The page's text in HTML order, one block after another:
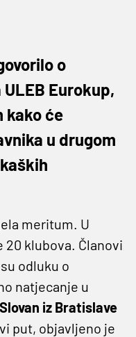
o
Eurokup,
kako će
u drugom
meritum. U
klubova. Članovi
odluku o
natjecanje u
Slovan iz Bratislave
put, objavljeno je